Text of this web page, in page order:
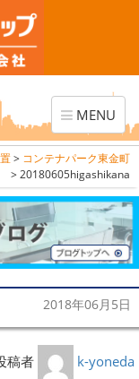
Toggle
navigation
MENU
> コンテナパーク東金町
>20180605higashikana
2018年06月5日
稿者 k-yoneda